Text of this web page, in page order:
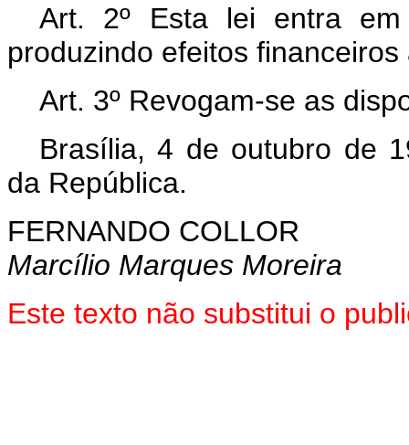
Art. 2º Esta lei entra
produzindo efeitos
Art. 3º Revogam-se as
Brasília, 4 de outubro de
da República.
FERNANDO COLLOR
Marcílio Marques Moreira
Este texto não substitui o